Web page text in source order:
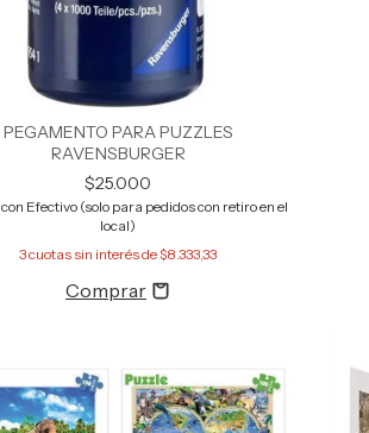
PEGAMENTO PARA PUZZLES
RAVENSBURGER
$25.000
con Efectivo (solo para pedidos con retiro en el
local)
3cuotas sin interés de$8.333,33